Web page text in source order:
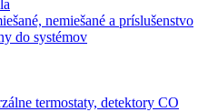
nemiešané a príslušenstvo
do systémov
termostaty, detektory CO